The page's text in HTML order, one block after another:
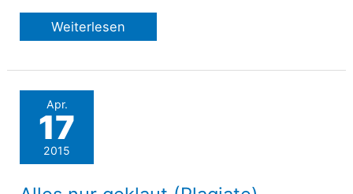
Raspberry
Pi
Weiterlesen
Apr.
17
2015